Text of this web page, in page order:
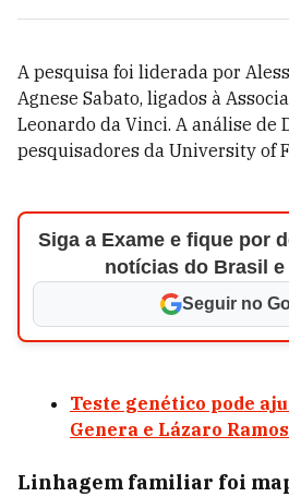
A pesquisa foi liderada por
Agnese Sabato, ligados à
Leonardo da Vinci. A análise de
pesquisadores da University of
Siga a Exame e fique por
notícias do Brasil
Seguir no
Teste genético pode
Genera e Lázaro
Linhagem familiar foi